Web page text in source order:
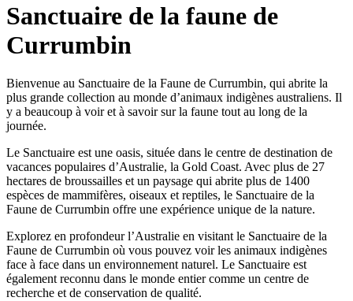
Sanctuaire de la faune de
Currumbin
Bienvenue au Sanctuaire de la Faune de Currumbin, qui abrite la
plus grande collection au monde d’animaux indigènes australiens. Il
y a beaucoup à voir et à savoir sur la faune tout au long de la
journée.
Le Sanctuaire est une oasis, située dans le centre de destination de
vacances populaires d’Australie, la Gold Coast. Avec plus de 27
hectares de broussailles et un paysage qui abrite plus de 1400
espèces de mammifères, oiseaux et reptiles, le Sanctuaire de la
Faune de Currumbin offre une expérience unique de la nature.
Explorez en profondeur l’Australie en visitant le Sanctuaire de la
Faune de Currumbin où vous pouvez voir les animaux indigènes
face à face dans un environnement naturel. Le Sanctuaire est
également reconnu dans le monde entier comme un centre de
recherche et de conservation de qualité.